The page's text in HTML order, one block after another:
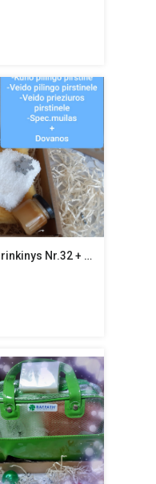
Kalėdinis rinkinys/dovanų rinkinys Nr.32 + dovana